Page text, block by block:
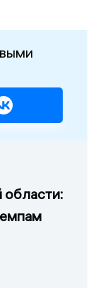
области: